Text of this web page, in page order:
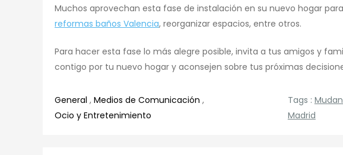
Muchos aprovechan esta fase de instalación en su nuevo hogar
reformas baños Valencia, reorganizar espacios, entre otros.
Para hacer esta fase lo más alegre posible, invita a tus amigos y
contigo por tu nuevo hogar y aconsejen sobre tus próximas
General , Medios de Comunicación ,
Ocio y Entretenimiento
Tags :
Madrid